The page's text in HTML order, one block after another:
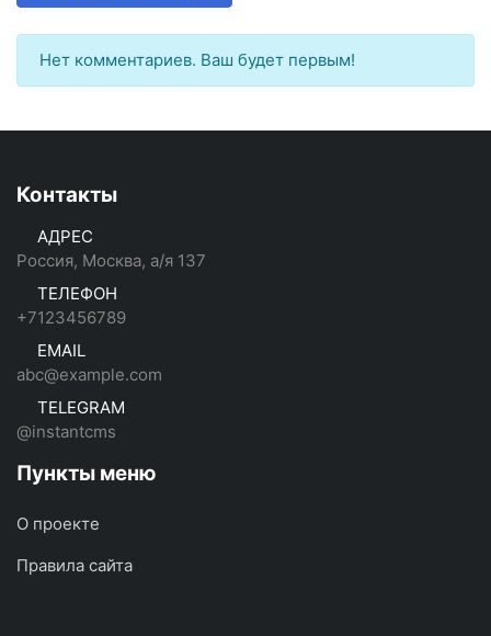
Нет комментариев. Ваш будет первым!
Контакты
АДРЕС
Россия, Москва, а/я 137
ТЕЛЕФОН
+7123456789
EMAIL
abc@example.com
TELEGRAM
@instantcms
Пункты меню
О проекте
Правила сайта